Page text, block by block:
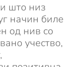
што низ
начин биле
од нив со
учество,